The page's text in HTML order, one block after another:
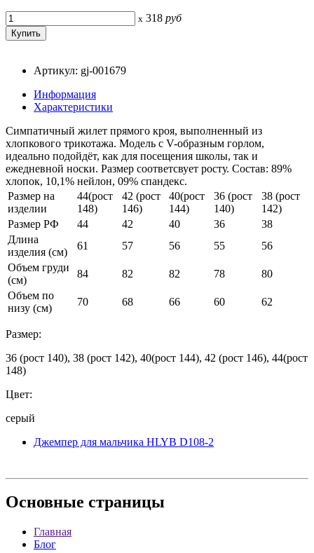
x 318 руб
Артикул: gj-001679
Информация
Характеристики
Симпатичный жилет прямого кроя, выполненный из
хлопкового трикотажа. Модель с V-образным горлом,
идеально подойдёт, как для посещения школы, так и
ежедневной носки. Размер соответсвует росту. Состав: 89%
хлопок, 10,1% нейлон, 09% спандекс.
Размер на
изделии
44(рост
148)
42 (рост
146)
40(рост
144)
36 (рост
140)
38 (рост
142)
Размер РФ
44 42 40 36
38
Длина
изделия (см)
61 57 56 55
56
Объем груди
(см)
84 82 82 78
80
Объем по
низу (см)
70 68 66 60 62
Размер:
36 (рост 140), 38 (рост 142), 40(рост 144), 42 (рост 146), 44(рост
148)
Цвет:
серый
Джемпер для мальчика HLYB D108-2
Основные страницы
Главная
Блог